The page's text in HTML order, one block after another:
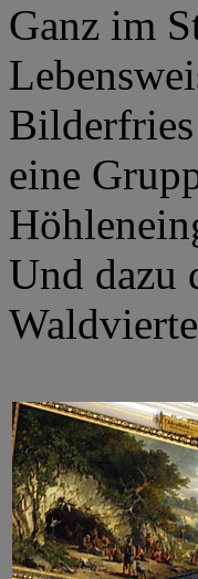
Ganz im
eine
Und dazu